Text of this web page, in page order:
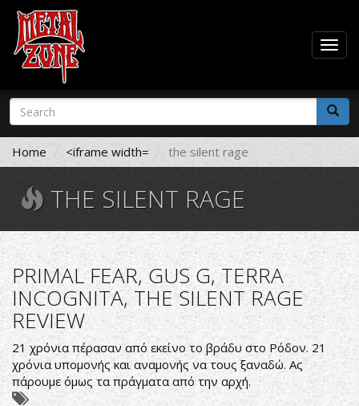
Skip
main
content
Search
form
Search
Home <iframe width= the silent rage
THE SILENT RAGE
PRIMAL FEAR, GUS G, TERRA
INCOGNITA, THE SILENT RAGE
REVIEW
21 χρόνια πέρασαν από εκείνο το βράδυ στο Ρόδον. 21
χρόνια υπομονής και αναμονής να τους ξαναδώ. Ας
πάρουμε όμως τα πράγματα από την αρχή.